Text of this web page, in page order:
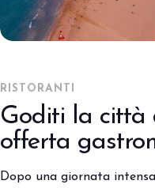
RISTORANTI
Goditi la città
offerta
Dopo una giornata